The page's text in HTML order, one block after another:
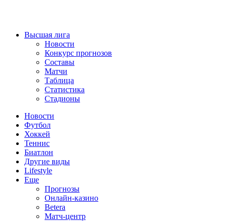
Высшая лига
Новости
Конкурс прогнозов
Составы
Матчи
Таблица
Статистика
Стадионы
Новости
Футбол
Хоккей
Теннис
Биатлон
Другие виды
Lifestyle
Еще
Прогнозы
Онлайн-казино
Betera
Матч-центр